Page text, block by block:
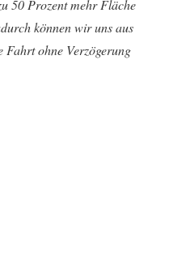
50 Prozent mehr Fläche
können wir uns aus
ohne Verzögerung